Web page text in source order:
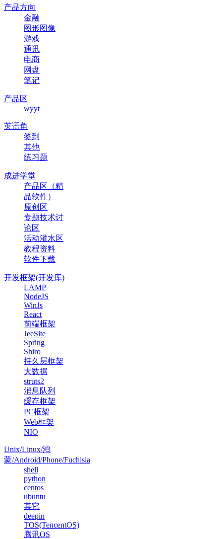
产品方向
金融
图形图像
游戏
通讯
电商
网盘
笔记
产品区
wyyt
英语角
签到
其他
练习题
成进学堂
产品区（精
品软件）
原创区
专题技术讨
论区
活动灌水区
教程资料
软件下载
开发框架(开发库)
LAMP
NodeJS
WinJs
React
前端框架
JeeSite
Spring
Shiro
持久层框架
大数据
struts2
消息队列
缓存框架
PC框架
Web框架
NIO
Unix/Linux/鸿
蒙/Android/Phone/Fuchisia
shell
python
centos
ubuntu
其它
deepin
TOS(TencentOS)
腾讯OS